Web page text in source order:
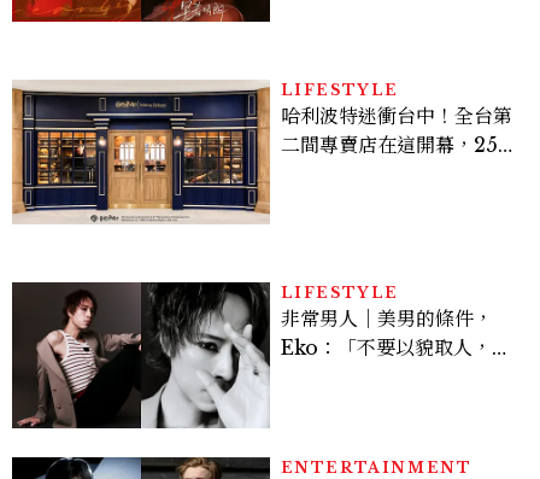
LIFESTYLE
哈利波特迷衝台中！全台第
二間專賣店在這開幕，25週
LIFESTYLE
非常男人｜美男的條件，
Eko：「不要以貌取人，內
ENTERTAINMENT